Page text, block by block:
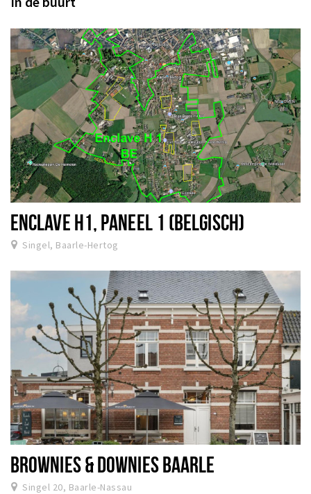
ENCLAVE H1, PANEEL 1 (BELGISCH)
Singel, Baarle-Hertog
BROWNIES & DOWNIES BAARLE
Singel 20, Baarle-Nassau